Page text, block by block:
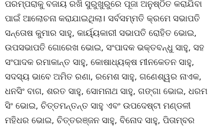
ପରମ୍ପରାକୁ ବଜାୟ ରଖି ସୁରୁଖୁରୁରେ ପୂଜା ଅନୁଷ୍ଠିତ କରାଯିବା
ପାଇଁ ଆଲୋଚନା କରାଯାଇଥିଲା। ସର୍ବସମ୍ମତି କ୍ରମେ ସଭାପତି
ସନ୍ତୋଷ କୁମାର ସାହୁ, କାର୍ୟ୍ୟକାରୀ ସଭାପତି ରୋହିତ ଭୋଇ,
ଉପସଭାପତି ଗୋରେଖ ଭୋଇ, ସଂପାଦକ ଭକ୍ତବନ୍ଧୁ ସାହୁ, ସହ
ସଂପାଦକ ରମାକାନ୍ତ ସାହୁ, କୋଷାଧ୍ୟକ୍ଷ ମୀନକେତନ ସାହୁ,
ସଦସ୍ୟ ଭାବେ ଅମିତ ରଣା, ରମେଶ ସାହୁ, ଗଣେଶ୍ୱର ନାଏକ,
ଧନସିଂ ବାଗ, ଶରତ ସାହୁ, ସୋମନାଥ ସାହୁ, ଗଙ୍ଗା ଭୋଇ, ଧରମ
ସିଂ ଭୋଇ, ଚିତ୍ତମନ୍ତନ୍ତ ସାହୁ ଏବଂ ଉପଦେଷ୍ଟା ମଣ୍ଡଳୀ
ମହିଧର ଭୋଇ, ଚିତ୍ତରଞ୍ଜନ ସାହୁ, ବିନୋଦ ସାହୁ, ପିତାମ୍ବର